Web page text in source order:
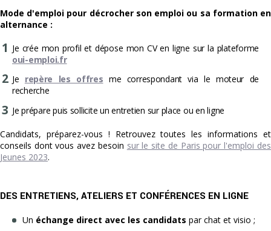
Mode d'emploi pour décrocher son emploi ou sa formation en
alternance :
Je crée mon profil et dépose mon CV en ligne sur la plateforme
oui-emploi.fr
Je repère les offres me correspondant via le moteur de
recherche
Je prépare puis sollicite un entretien sur place ou en ligne
Candidats, préparez-vous ! Retrouvez toutes les informations et
conseils dont vous avez besoin sur le site de Paris pour l'emploi des
Jeunes 2023.
DES ENTRETIENS, ATELIERS ET CONFÉRENCES EN LIGNE
Un échange direct avec les candidats par chat et visio ;